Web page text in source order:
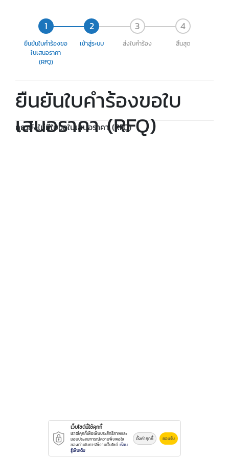
ยืนยันใบคำร้องขอ
ใบเสนอราคา
(RFQ)
เข้าสู่ระบบ ส่งใบคำร้อง สิ้นสุด
ยืนยันใบคำร้องขอใบ
เสนอราคา (RFQ)
คุณยังไม่มีใบขอใบเสนอราคา (RFQ)
เว็บไซต์นี้ใช้คุกกี้
เราใช้คุกกี้เพื่อเพิ่มประสิทธิภาพและ
มอบประสบการณ์ความพึงพอใจ
ของท่านในการใช้งานเว็บไซต์ เรียน
รู้เพิ่มเติม
ตั้งค่าคุกกี้ ยอมรับ